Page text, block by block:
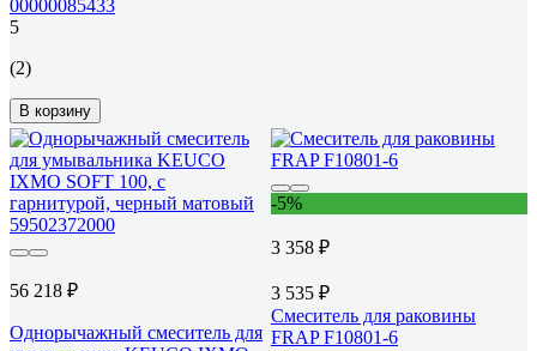
00000085433
5
(2)
В корзину
56 218 ₽
Однорычажный смеситель для
-5%
3 358 ₽
3 535 ₽
Смеситель для раковины
FRAP F10801-6